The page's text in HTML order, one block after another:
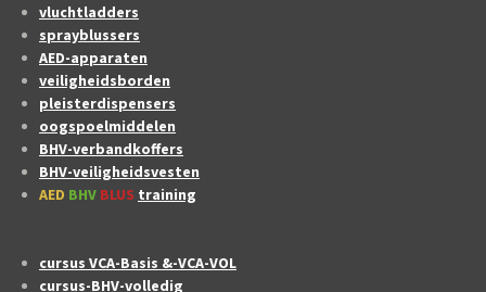
vluchtladders
sprayblussers
AED-apparaten
veiligheidsborden
pleisterdispensers
oogspoelmiddelen
BHV-verbandkoffers
BHV-veiligheidsvesten
AED BHV BLUS training
cursus VCA-Basis &-VCA-VOL
cursus-BHV-volledig